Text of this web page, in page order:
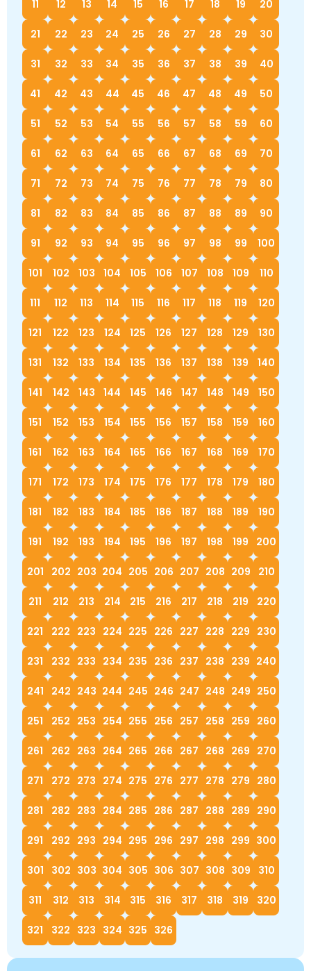
11 12 13 14 15 16 17 18 19 20
21 22 23 24 25 26 27 28 29 30
31 32 33 34 35 36 37 38 39 40
41 42 43 44 45 46 47 48 49 50
51 52 53 54 55 56 57 58 59 60
61 62 63 64 65 66 67 68 69 70
71 72 73 74 75 76 77 78 79 80
81 82 83 84 85 86 87 88 89 90
91 92 93 94 95 96 97 98 99 100
101 102 103 104 105 106 107 108 109 110
111 112 113 114 115 116 117 118 119 120
121 122 123 124 125 126 127 128 129 130
131 132 133 134 135 136 137 138 139 140
141 142 143 144 145 146 147 148 149 150
151 152 153 154 155 156 157 158 159 160
161 162 163 164 165 166 167 168 169 170
171 172 173 174 175 176 177 178 179 180
181 182 183 184 185 186 187 188 189 190
191 192 193 194 195 196 197 198 199 200
201 202 203 204 205 206 207 208 209 210
211 212 213 214 215 216 217 218 219 220
221 222 223 224 225 226 227 228 229 230
231 232 233 234 235 236 237 238 239 240
241 242 243 244 245 246 247 248 249 250
251 252 253 254 255 256 257 258 259 260
261 262 263 264 265 266 267 268 269 270
271 272 273 274 275 276 277 278 279 280
281 282 283 284 285 286 287 288 289 290
291 292 293 294 295 296 297 298 299 300
301 302 303 304 305 306 307 308 309 310
311 312 313 314 315 316 317 318 319 320
321 322 323 324 325 326